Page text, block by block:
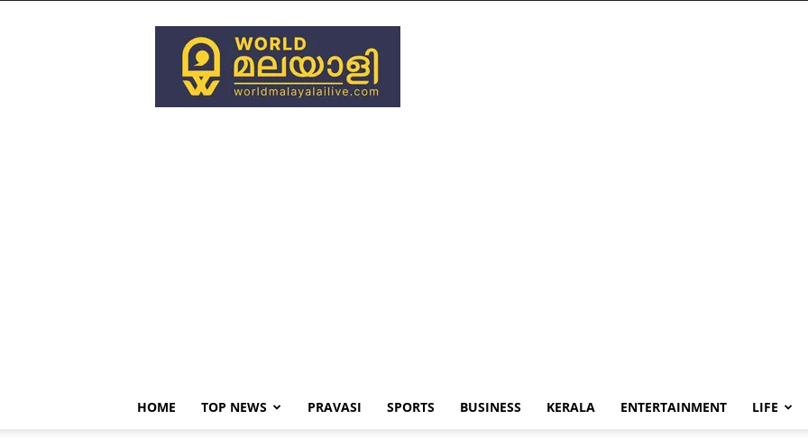
World
Malayali
Live
HOME TOP NEWS PRAVASI SPORTS BUSINESS KERALA ENTERTAINMENT LIFE